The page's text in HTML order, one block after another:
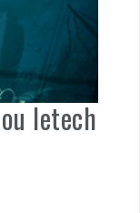
letech